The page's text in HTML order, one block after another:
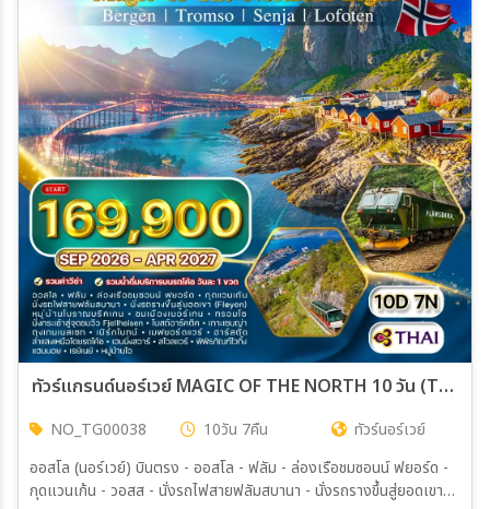
ทัวร์แกรนด์นอร์เวย์ MAGIC OF THE NORTH 10 วัน (TG) [SPECIAL C] SEP 26 - APR 27
NO_TG00038 10วัน 7คืน
ทัวร์นอร์เวย์
ออสโล (นอร์เวย์) บินตรง - ออสโล - ฟลัม - ล่องเรือชมซอนน์ ฟยอร์ด -
กุดแวนเก้น - วอสส - นั่งรถไฟสายฟลัมสบานา - นั่งรถรางขึ้นสู่ยอดเขา